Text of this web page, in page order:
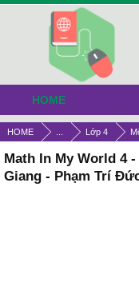
HOME Lớp 4
Math In My World 4
Giang - Phạm Trí
HOME